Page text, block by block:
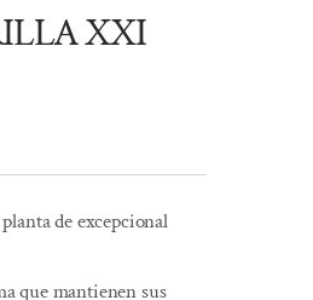
XXI
de excepcional
que mantienen sus